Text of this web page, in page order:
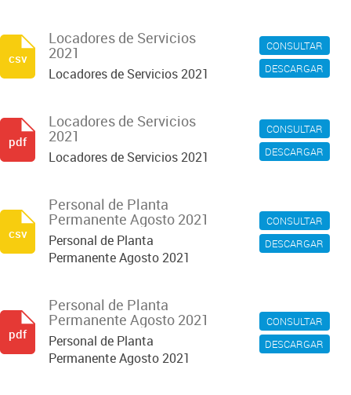
CONSULTAR
DESCARGAR
Locadores de Servicios
2021
Locadores de Servicios 2021
csv
CONSULTAR
DESCARGAR
Locadores de Servicios
2021
Locadores de Servicios 2021
pdf
CONSULTAR
DESCARGAR
Personal de Planta
Permanente Agosto 2021
Personal de Planta
Permanente Agosto 2021
csv
CONSULTAR
DESCARGAR
Personal de Planta
Permanente Agosto 2021
Personal de Planta
Permanente Agosto 2021
pdf